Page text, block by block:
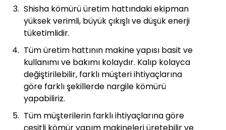
Shisha kömürü üretim hattındaki ekipman
yüksek verimli, büyük çıkışlı ve düşük enerji
tüketimlidir.
Tüm üretim hattının makine yapısı basit ve
kullanımı ve bakımı kolaydır. Kalıp kolayca
değiştirilebilir, farklı müşteri ihtiyaçlarına
göre farklı şekillerde nargile kömürü
yapabiliriz.
Tüm müşterilerin farklı ihtiyaçlarına göre